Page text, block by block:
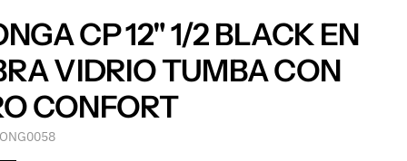
CP 12" 1/2 BLACK EN
VIDRIO TUMBA CON
CONFORT